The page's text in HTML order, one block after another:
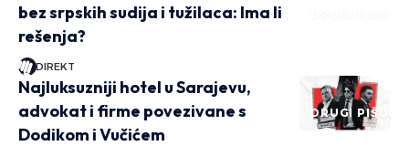
bez srpskih sudija i tužilaca: Ima li
rešenja?
DIREKT
DRUGI PIŠU
Najluksuzniji hotel u Sarajevu,
advokat i firme povezivane s
Dodikom i Vučićem